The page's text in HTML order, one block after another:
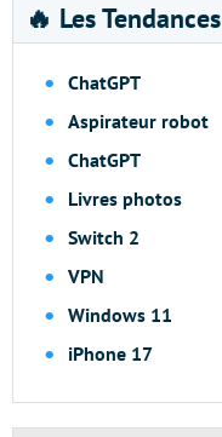
🔥 Les Tendances
ChatGPT
Aspirateur robot
ChatGPT
Livres photos
Switch 2
VPN
Windows 11
iPhone 17